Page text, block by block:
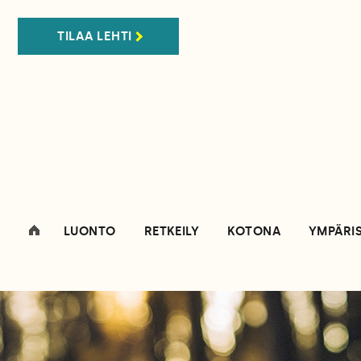
TILAA LEHTI
LUONTO RETKEILY KOTONA